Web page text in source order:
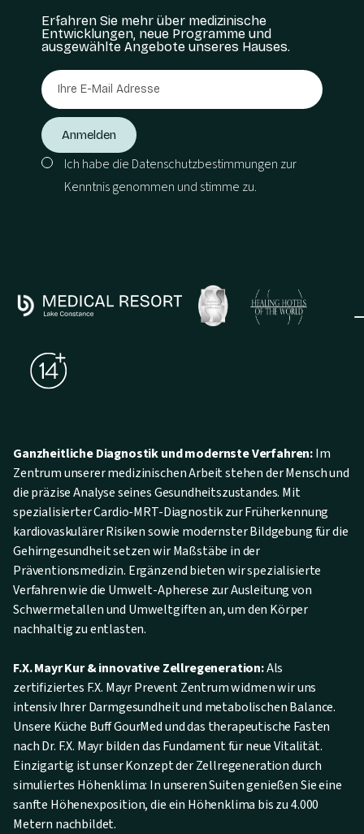
Erfahren Sie mehr über medizinische
Entwicklungen, neue Programme und
ausgewählte Angebote unseres Hauses.
Ich habe die Datenschutzbestimmungen zur
Kenntnis genommen und stimme zu.
Ganzheitliche Diagnostik und modernste Verfahren:Im
Zentrum unserer medizinischen Arbeit stehen der Mensch und
die präzise Analyse seines Gesundheitszustandes. Mit
spezialisierter Cardio-MRT-Diagnostik zur Früherkennung
kardiovaskulärer Risiken sowie modernster Bildgebung für die
Gehirngesundheit setzen wir Maßstäbe in der
Präventionsmedizin. Ergänzend bieten wir spezialisierte
Verfahren wie die Umwelt-Apherese zur Ausleitung von
Schwermetallen und Umweltgiften an, um den Körper
nachhaltig zu entlasten.
F.X. Mayr Kur & innovative Zellregeneration:Als
zertifiziertes F.X. Mayr Prevent Zentrum widmen wir uns
intensiv Ihrer Darmgesundheit und metabolischen Balance.
Unsere Küche Buff GourMed und das therapeutische Fasten
nach Dr. F.X. Mayr bilden das Fundament für neue Vitalität.
Einzigartig ist unser Konzept der Zellregeneration durch
simuliertes Höhenklima: In unseren Suiten genießen Sie eine
sanfte Höhenexposition, die ein Höhenklima bis zu 4.000
Metern nachbildet.